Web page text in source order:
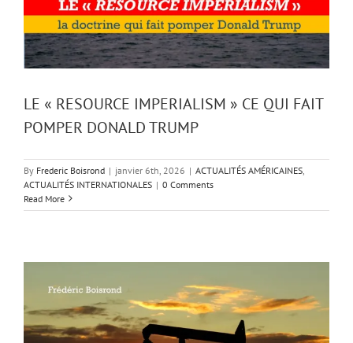
LE « RESOURCE IMPERIALISM » CE QUI FAIT
POMPER DONALD TRUMP
By Frederic Boisrond | janvier 6th, 2026 | ACTUALITÉS AMÉRICAINES
ACTUALITÉS INTERNATIONALES | 0 Comments
Read More